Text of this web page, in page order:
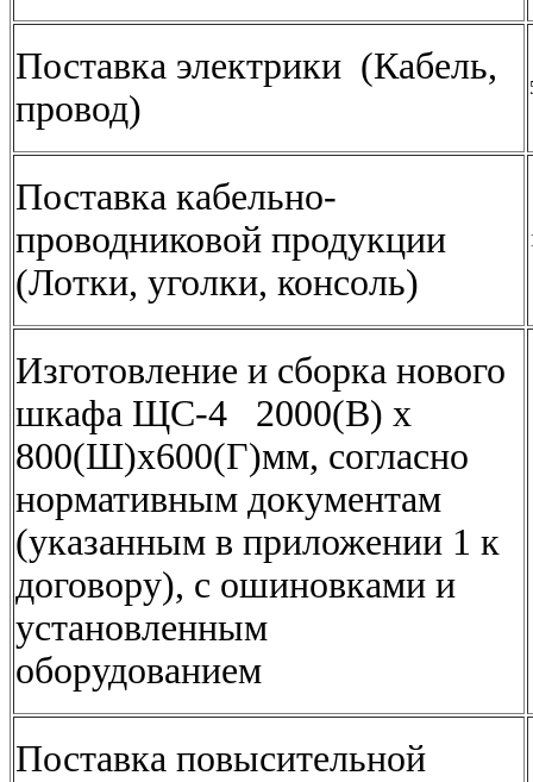
Поставка электрики (Кабель,
провод)
Поставка кабельно-
проводниковой продукции
(Лотки, уголки, консоль)
Изготовление и сборка нового
шкафа ЩС-4 2000(В) х
800(Ш)х600(Г)мм, согласно
нормативным документам
(указанным в приложении 1 к
договору), с ошиновками и
установленным
оборудованием
Поставка повысительной